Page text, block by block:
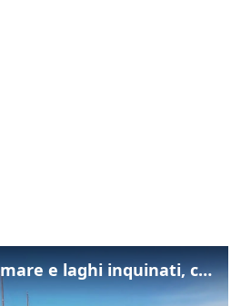
In Italia il 34% di mare e laghi inquinati, colpa della maladepurazione